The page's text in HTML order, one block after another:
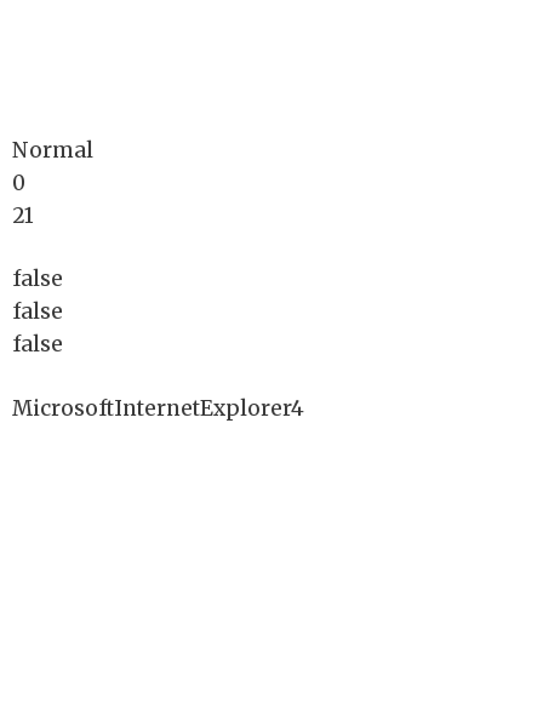
Normal
0
21
false
false
false
MicrosoftInternetExplorer4